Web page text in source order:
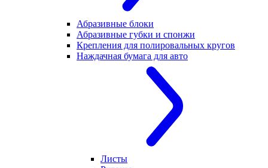
Абразивные блоки
Абразивные губки и спонжи
Крепления для полировальных кругов
Наждачная бумага для авто
Листы